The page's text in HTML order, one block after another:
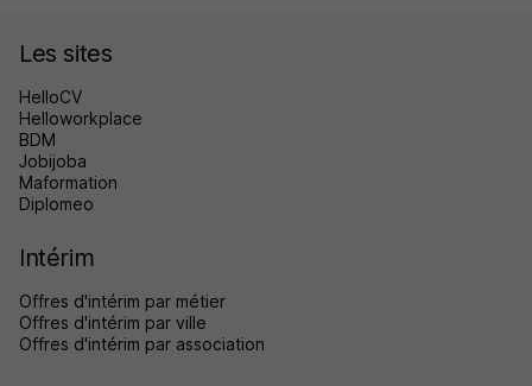
Les sites
HelloCV
Helloworkplace
BDM
Jobijoba
Maformation
Diplomeo
Intérim
Offres d'intérim par métier
Offres d'intérim par ville
Offres d'intérim par association